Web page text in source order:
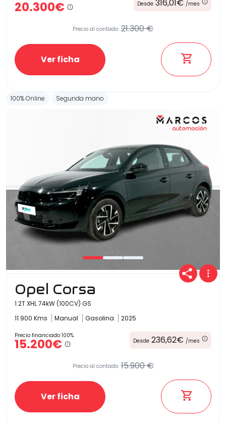
20.300€ Desde 316,01€ /mes
Precio al contado: 21.300 €
Ver ficha
100% Online Segunda mano
Opel Corsa
1.2T XHL 74kW (100CV) GS
11.900 Kms
Manual Gasolina 2025
Precio financiado 100%
15.200€ Desde 236,62€ /mes
Precio al contado: 15.900 €
Ver ficha